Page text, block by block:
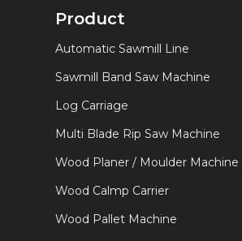
Product
Automatic Sawmill Line
Sawmill Band Saw Machine
Log Carriage
Multi Blade Rip Saw Machine
Wood Planer / Moulder Machine
Wood Calmp Carrier
Wood Pallet Machine